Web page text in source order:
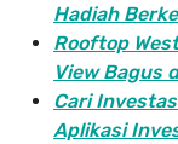
Hadiah
Rooftop
View Bagus
Cari
Aplikasi